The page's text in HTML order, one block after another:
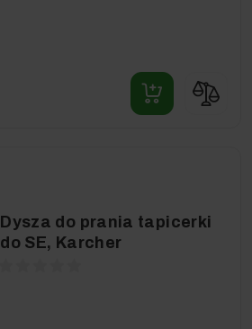
Dysza do prania tapicerki
do SE, Karcher